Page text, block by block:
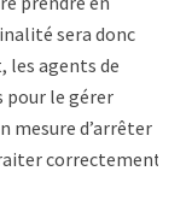
sera donc
les agents de
pour le gérer
mesure d’arrêter
correctement